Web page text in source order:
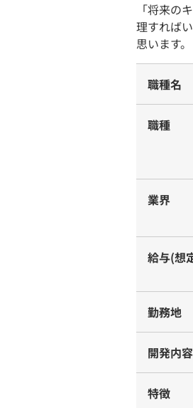
「将来の
理すれば
思います。
職種名
職種
業界
給与(想
勤務地
開発内
特徴